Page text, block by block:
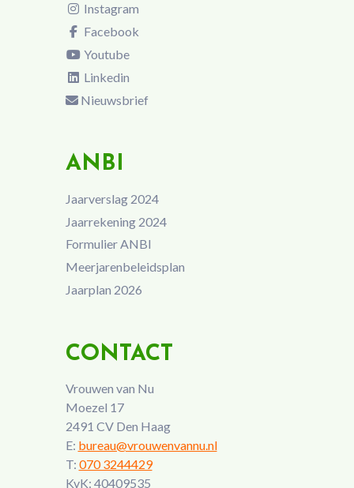
Instagram
Facebook
Youtube
Linkedin
Nieuwsbrief
ANBI
Jaarverslag 2024
Jaarrekening 2024
Formulier ANBI
Meerjarenbeleidsplan
Jaarplan 2026
CONTACT
Vrouwen van Nu
Moezel 17
2491 CV Den Haag
E: bureau@vrouwenvannu.nl
T: 070 3244429
KvK: 40409535